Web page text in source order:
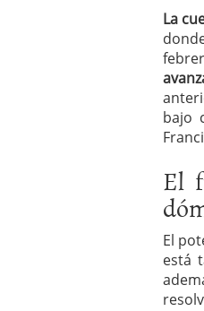
La
bajo
El
El
está